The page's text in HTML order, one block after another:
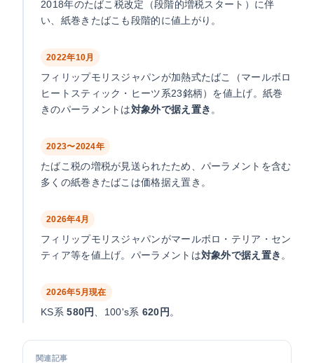
2018年のたばこ税改定（段階的増税スタート）に伴
い、紙巻きたばこも段階的に値上がり。
2022年10月
フィリップモリスジャパンが加熱式たばこ（マールボロ
ヒートスティック・ヒーツ系23銘柄）を値上げ。紙巻
きのパーラメントは対象外で据え置き 。
2023〜2024年
たばこ税の増税が見送られたため、パーラメントを含む
多くの紙巻きたばこは価格据え置き。
2026年4月
フィリップモリスジャパンがマールボロ・テリア・セン
ティア等を値上げ。パーラメントは対象外で据え置き 。
2026年5月現在
KS系580円 、100's系 620円。
関連記事